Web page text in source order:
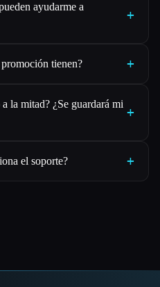
ayudarme a
+
tienen? +
la mitad? ¿Se guardará mi
+
el soporte? +